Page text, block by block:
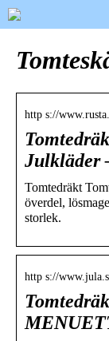
http s://
Julkläder
Tomtedräkt
överdel,
storlek.
http s://